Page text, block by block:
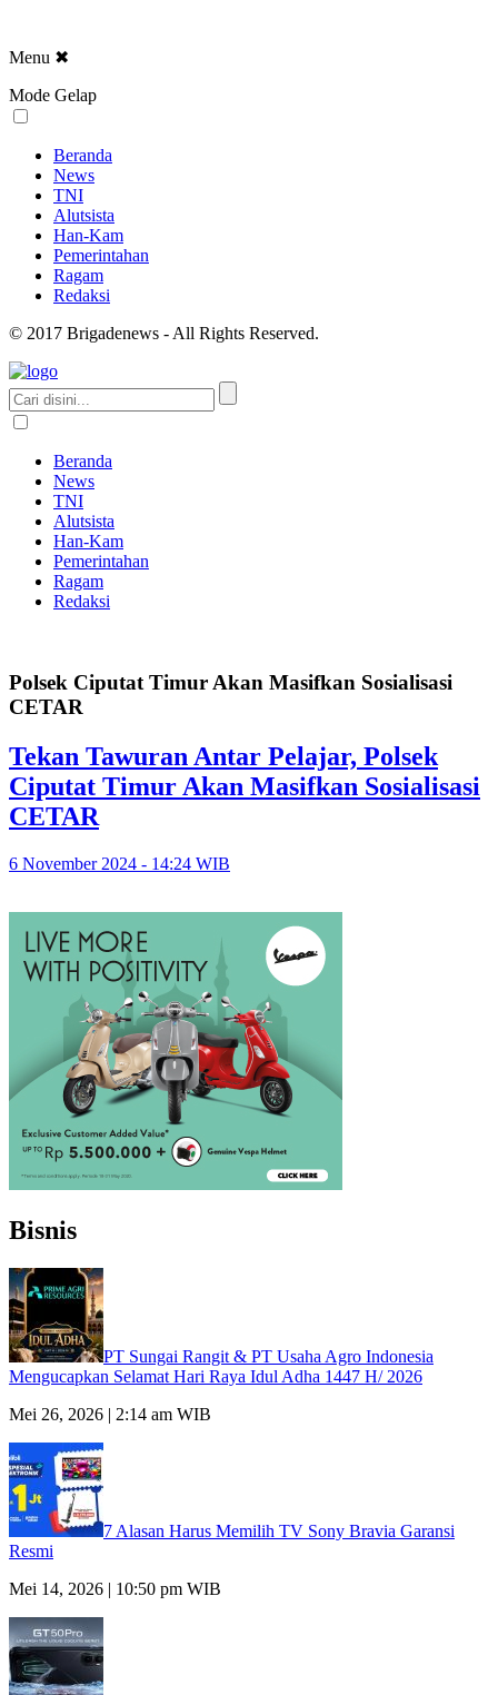
Menu ✖
Mode Gelap
Beranda
News
TNI
Alutsista
Han-Kam
Pemerintahan
Ragam
Redaksi
© 2017 Brigadenews - All Rights Reserved.
Beranda
News
TNI
Alutsista
Han-Kam
Pemerintahan
Ragam
Redaksi
Polsek Ciputat Timur Akan Masifkan Sosialisasi
CETAR
Tekan Tawuran Antar Pelajar, Polsek
Ciputat Timur Akan Masifkan Sosialisasi
CETAR
6 November 2024 - 14:24 WIB
Bisnis
PT Sungai Rangit & PT Usaha Agro Indonesia
Mengucapkan Selamat Hari Raya Idul Adha 1447 H/ 2026
Mei 26, 2026 | 2:14 am WIB
7 Alasan Harus Memilih TV Sony Bravia Garansi
Resmi
Mei 14, 2026 | 10:50 pm WIB